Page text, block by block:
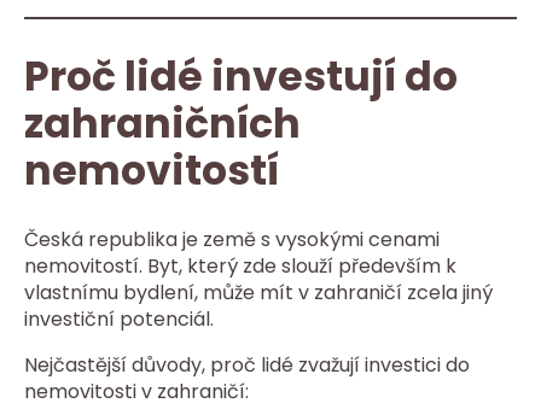
Proč lidé investují do
zahraničních
nemovitostí
Česká republika je země s vysokými cenami
nemovitostí. Byt, který zde slouží především k
vlastnímu bydlení, může mít v zahraničí zcela jiný
investiční potenciál.
Nejčastější důvody, proč lidé zvažují investici do
nemovitosti v zahraničí: